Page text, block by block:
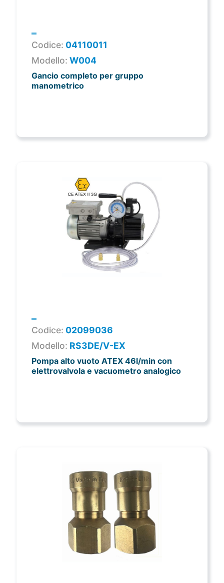
Codice: 04110011
Modello: W004
Gancio completo per gruppo
manometrico
Codice: 02099036
Modello: RS3DE/V-EX
Pompa alto vuoto ATEX 46l/min con
elettrovalvola e vacuometro analogico